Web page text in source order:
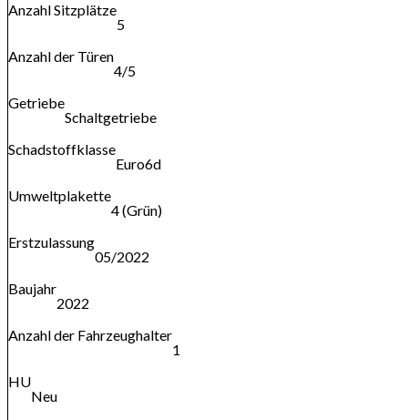
Anzahl Sitzplätze
5
Anzahl der Türen
4/5
Getriebe
Schaltgetriebe
Schadstoffklasse
Euro6d
Umweltplakette
4 (Grün)
Erstzulassung
05/2022
Baujahr
2022
Anzahl der Fahrzeughalter
1
HU
Neu